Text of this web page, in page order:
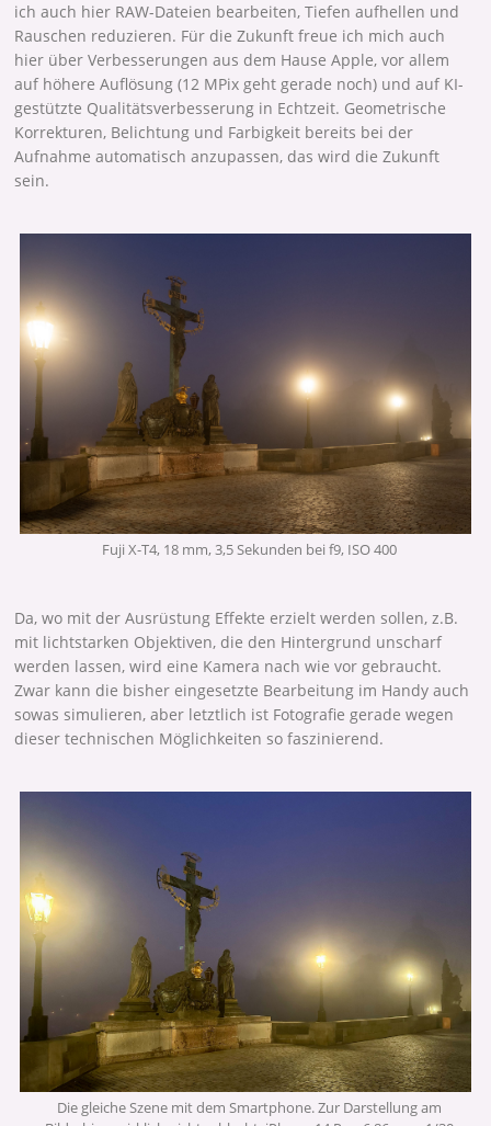
ich auch hier RAW-Dateien bearbeiten, Tiefen aufhellen und
Rauschen reduzieren. Für die Zukunft freue ich mich auch
hier über Verbesserungen aus dem Hause Apple, vor allem
auf höhere Auflösung (12 MPix geht gerade noch) und auf KI-
gestützte Qualitätsverbesserung in Echtzeit. Geometrische
Korrekturen, Belichtung und Farbigkeit bereits bei der
Aufnahme automatisch anzupassen, das wird die Zukunft
sein.
Fuji X-T4, 18 mm, 3,5 Sekunden bei f9, ISO 400
Da, wo mit der Ausrüstung Effekte erzielt werden sollen, z.B.
mit lichtstarken Objektiven, die den Hintergrund unscharf
werden lassen, wird eine Kamera nach wie vor gebraucht.
Zwar kann die bisher eingesetzte Bearbeitung im Handy auch
sowas simulieren, aber letztlich ist Fotografie gerade wegen
dieser technischen Möglichkeiten so faszinierend.
Die gleiche Szene mit dem Smartphone. Zur Darstellung am